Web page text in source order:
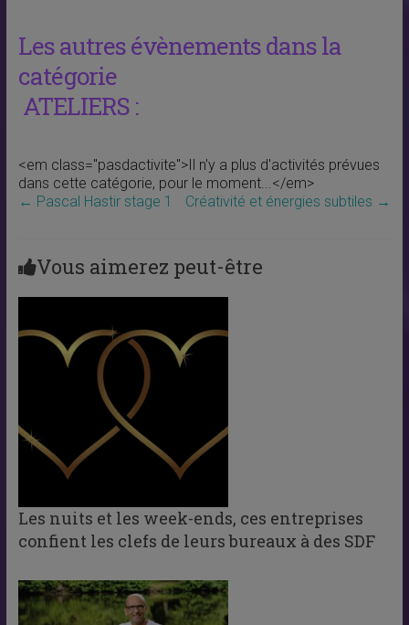
Les autres évènements dans la
catégorie
ATELIERS :
<em class="pasdactivite">Il n'y a plus d'activités prévues
dans cette catégorie, pour le moment...</em>
← Pascal Hastir stage 1 Créativité et énergies subtiles →
Vous aimerez peut-être
Les nuits et les week-ends, ces entreprises
confient les clefs de leurs bureaux à des SDF